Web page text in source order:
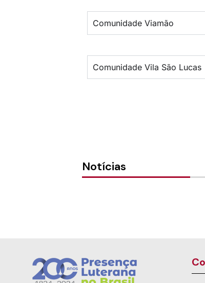
Comunidade Viamão
Comunidade Vila São Lucas
Notícias